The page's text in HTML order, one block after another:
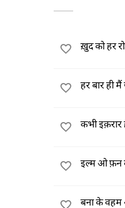
ख़ुद को हर
हर बार ही
कभी इक़रार
इल्म ओ फ़न
बना के वहम